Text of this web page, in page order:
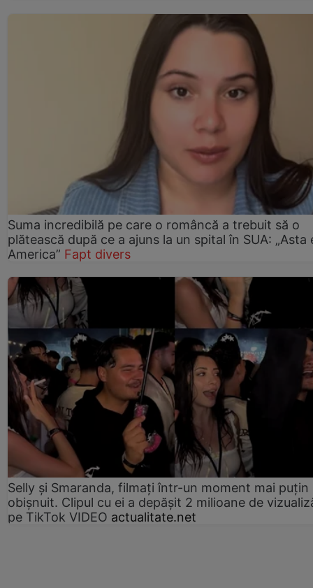
Suma incredibilă pe care o româncă a trebuit să o
plătească după ce a ajuns la un spital în SUA: „Asta
America” Fapt divers
Selly și Smaranda, filmați într-un moment mai puțin
obișnuit. Clipul cu ei a depășit 2 milioane de
pe TikTok VIDEO actualitate.net